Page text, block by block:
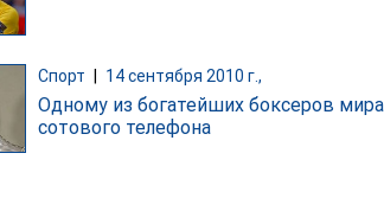
Спорт | 14 сентября 2010 г.,
Одному из богатейших боксеров
сотового телефона